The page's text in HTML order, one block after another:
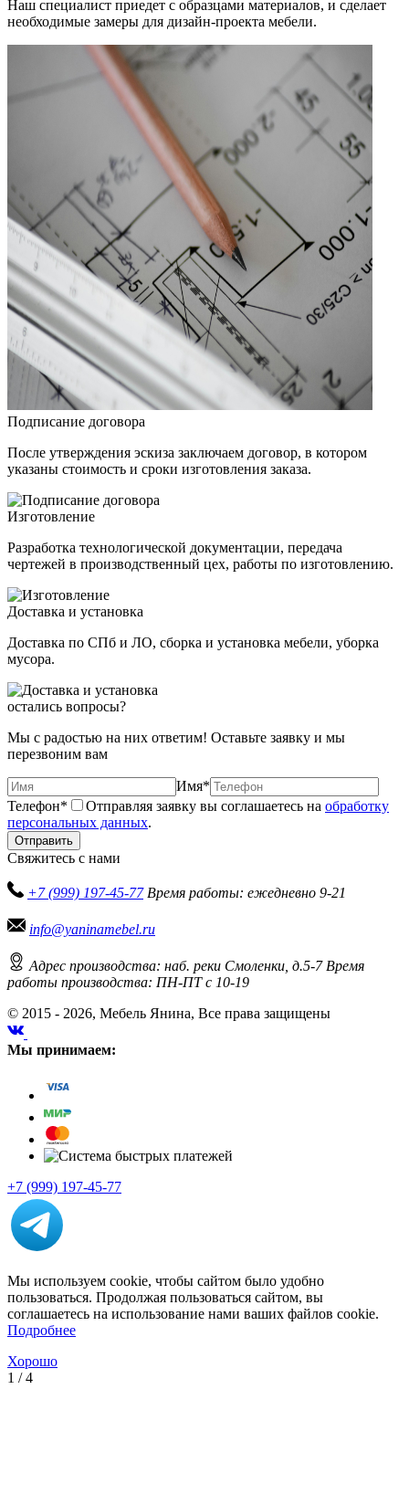
Наш специалист приедет с образцами материалов, и сделает
необходимые замеры для дизайн-проекта мебели.
Подписание договора
После утверждения эскиза заключаем договор, в котором
указаны стоимость и сроки изготовления заказа.
Изготовление
Разработка технологической документации, передача
чертежей в производственный цех, работы по изготовлению.
Доставка и установка
Доставка по СПб и ЛО, сборка и установка мебели, уборка
мусора.
остались вопросы?
Мы с радостью на них ответим! Оставьте заявку и мы
перезвоним вам
Имя*
Телефон* Отправляя заявку вы соглашаетесь на обработку
персональных данных.
Отправить
Свяжитесь с нами
+7 (999) 197-45-77 Время работы: ежедневно 9-21
info@yaninamebel.ru
Адрес производства: наб. реки Смоленки, д.5-7 Время
работы производства: ПН-ПТ с 10-19
© 2015 - 2026, Мебель Янина, Все права защищены
Мы принимаем:
+7 (999) 197-45-77
Мы используем cookie, чтобы сайтом было удобно
пользоваться. Продолжая пользоваться сайтом, вы
соглашаетесь на использование нами ваших файлов cookie.
Подробнее
Хорошо
1 /4